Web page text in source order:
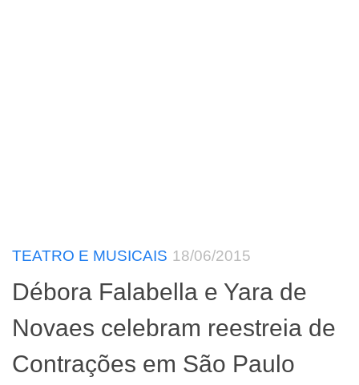
TEATRO E MUSICAIS 18/06/2015
Débora Falabella e Yara de
Novaes celebram reestreia de
Contrações em São Paulo